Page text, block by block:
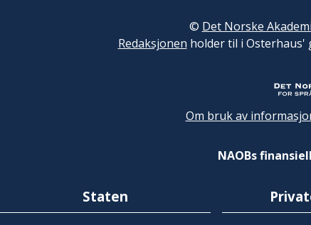
© Det Norske
Redaksjonen holder til i Osterhaus'
Om bruk av
NAOBs
Staten